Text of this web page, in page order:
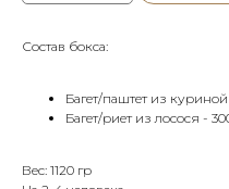
Состав бокса:
Багет/паштет из
Багет/риет из лосося -
Вес: 1120 гр